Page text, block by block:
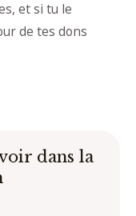
et si tu le
de tes dons
dans la